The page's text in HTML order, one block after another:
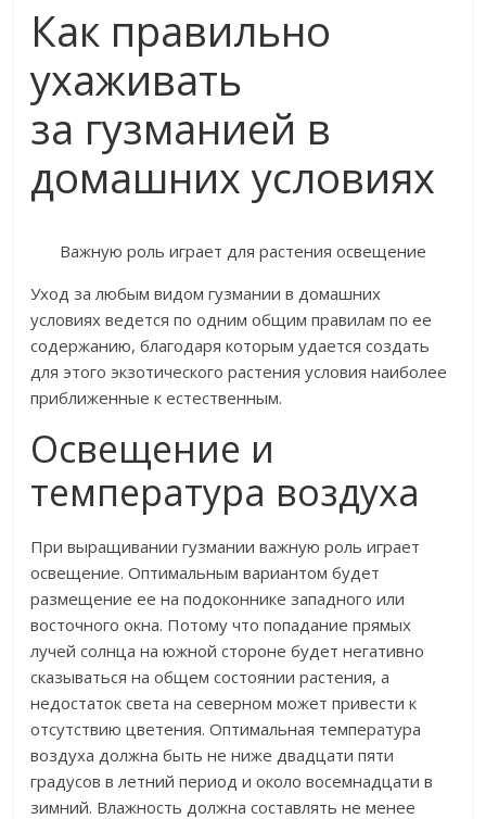
Как правильно
ухаживать
за гузманией в
домашних условиях
Важную роль играет для растения освещение
Уход за любым видом гузмании в домашних
условиях ведется по одним общим правилам по ее
содержанию, благодаря которым удается создать
для этого экзотического растения условия наиболее
приближенные к естественным.
Освещение и
температура воздуха
При выращивании гузмании важную роль играет
освещение. Оптимальным вариантом будет
размещение ее на подоконнике западного или
восточного окна. Потому что попадание прямых
лучей солнца на южной стороне будет негативно
сказываться на общем состоянии растения, а
недостаток света на северном может привести к
отсутствию цветения. Оптимальная температура
воздуха должна быть не ниже двадцати пяти
градусов в летний период и около восемнадцати в
зимний. Влажность должна составлять не менее